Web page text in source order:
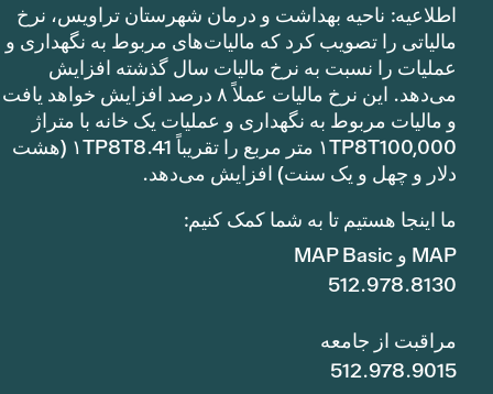
اطلاعیه: ناحیه بهداشت و درمان شهرستان تراویس، نرخ
مالیاتی را تصویب کرد که مالیات‌های مربوط به نگهداری و
عملیات را نسبت به نرخ مالیات سال گذشته افزایش
می‌دهد. این نرخ مالیات عملاً ۸ درصد افزایش خواهد یافت
و مالیات مربوط به نگهداری و عملیات یک خانه با متراژ
۱TP8T100,000 متر مربع را تقریباً ۱TP8T8.41 (هشت
دلار و چهل و یک سنت) افزایش می‌دهد.
ما اینجا هستیم تا به شما کمک کنیم:
MAP و MAP Basic
512.978.8130
مراقبت از جامعه
512.978.9015